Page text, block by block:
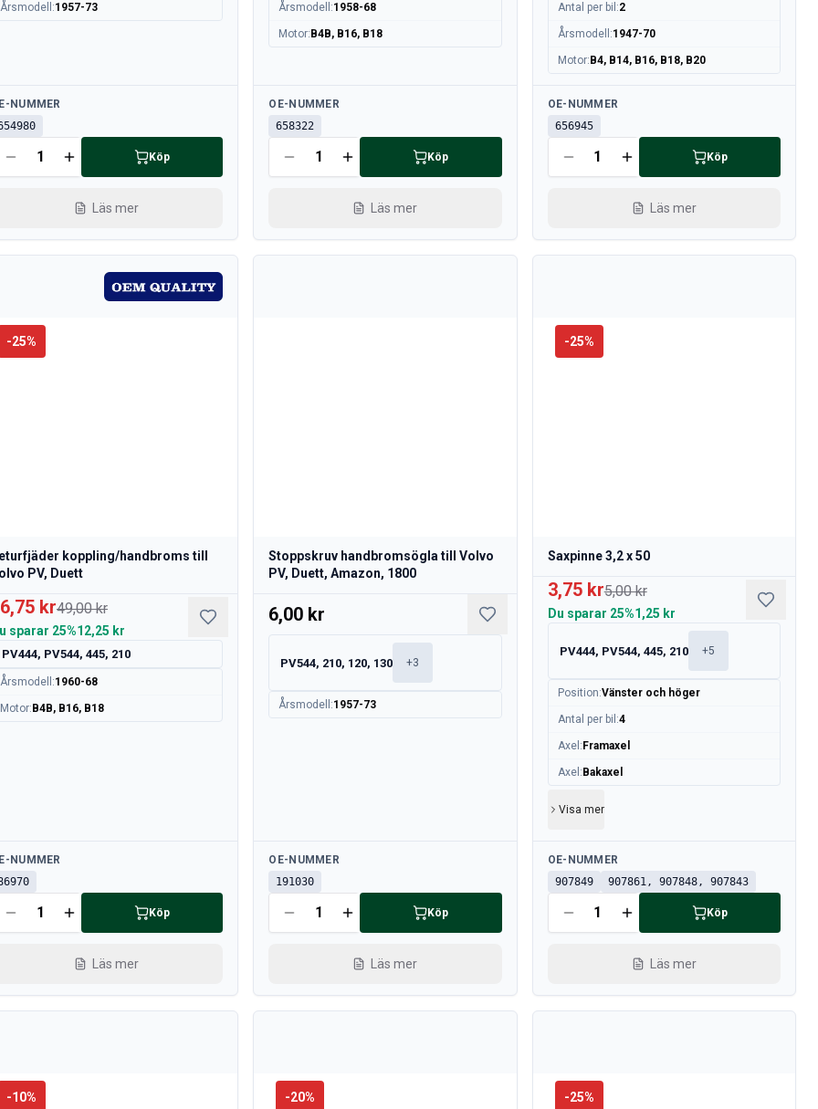
Årsmodell :1957-73
NUMMER
Köp
Läs mer
Årsmodell :1958-68
Motor: B4B, B16, B18
Tillgänglig
OE-NUMMER
658322
Köp
Läs mer
Antal per bil :2
Årsmodell :1947-70
Motor: B4, B14, B16, B18, B20
Tillgänglig
OE-NUMMER
656945
Köp
Läs mer
-25%
koppling/handbroms till
PV, Duett
kr49,00 kr
sparar 25%12,25 kr
PV444, PV544, 445, 210
Årsmodell :1960-68
Motor: B4B, B16, B18
NUMMER
Köp
Läs mer
Stoppskruv handbromsögla till Volvo
PV, Duett, Amazon, 1800
6,00 kr
PV544, 210, 120, 130 +3
Årsmodell :1957-73
Tillgänglig
OE-NUMMER
191030
Köp
Läs mer
-25%
Saxpinne 3,2 x 50
3,75 kr5,00 kr
Du sparar 25%1,25 kr
PV444, PV544, 445, 210 +5
Position:Vänster och höger
Antal per bil :4
Axel : Framaxel
Axel : Bakaxel
Visa mer
Tillgänglig
OE-NUMMER
907849
907861, 907848, 907843
Köp
Läs mer
-10% -20% -25%